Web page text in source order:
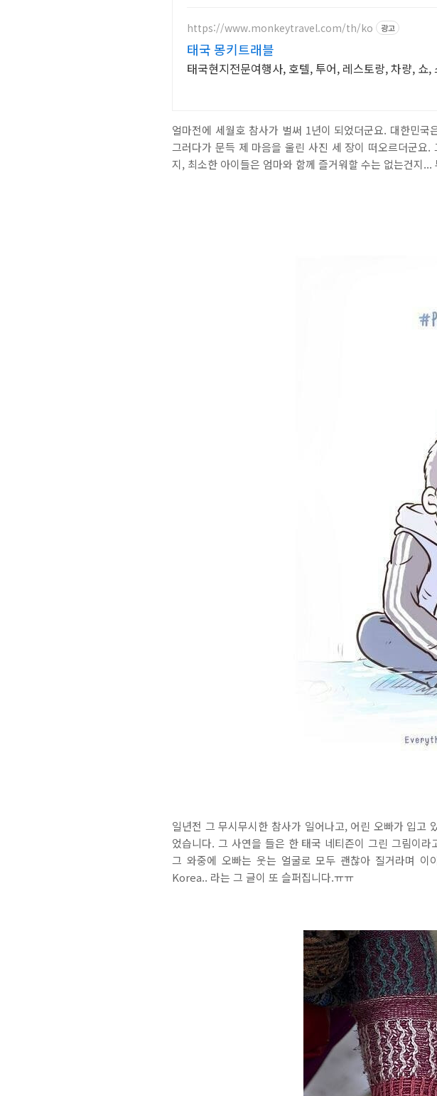
https://www.monkeytravel.com/th/ko 광고
태국 몽키트래블
태국현지전문여행사, 호텔, 투어, 레스토랑, 차량, 쇼,
얼마전에 세월호 참사가 벌써 1년이 되었더군요. 대한민
그러다가 문득 제 마음을 울린 사진 세 장이 떠오르더군요
지, 최소한 아이들은 엄마와 함께 즐거워할 수는 없는건지
일년전 그 무시무시한 참사가 일어나고, 어린 오빠가 입고
었습니다. 그 사연을 들은 한 태국 네티즌이 그린 그림이
그 와중에 오빠는 웃는 얼굴로 모두 괜찮아 질거라며
Korea.. 라는 그 글이 또 슬퍼집니다.ㅠㅠ